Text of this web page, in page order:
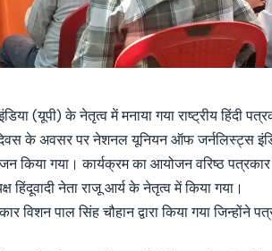
(यूपी) के नेतृत्व में मनाया गया राष्ट्रीय हिंदी
दिवस के अवसर पर नेशनल यूनियन ऑफ जर्नलिस्ट्स
किया गया। कार्यक्रम का आयोजन वरिष्ठ
हिंदूवादी नेता राजू आर्य के नेतृत्व में किया गया।
विशन पाल सिंह चौहान द्वारा किया गया जिन्होंने